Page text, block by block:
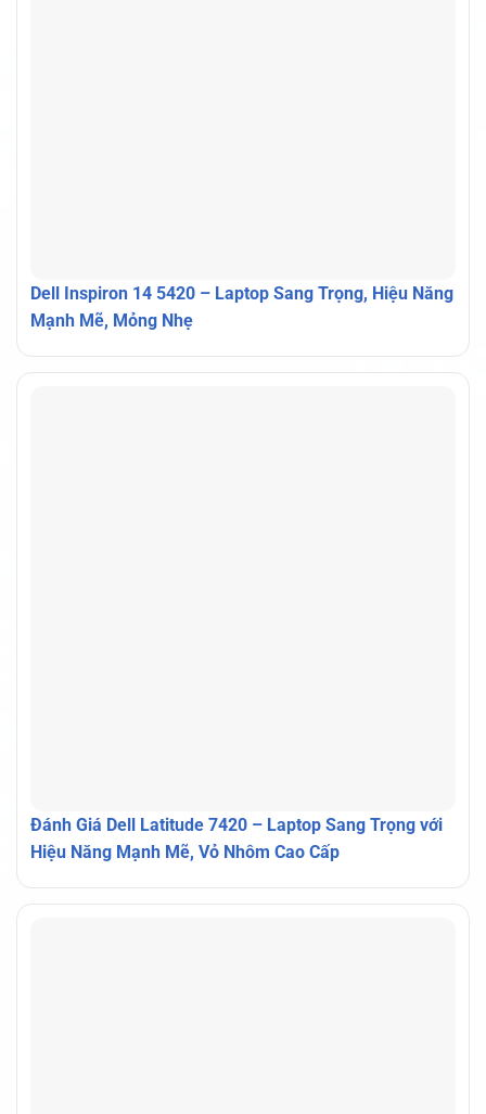
Dell Inspiron 14 5420 – Laptop Sang Trọng, Hiệu Năng
Mạnh Mẽ, Mỏng Nhẹ
Đánh Giá Dell Latitude 7420 – Laptop Sang Trọng với
Hiệu Năng Mạnh Mẽ, Vỏ Nhôm Cao Cấp